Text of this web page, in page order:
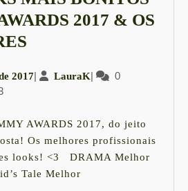
2017 & OS
LOOKS
BONITOS
DO
EMMY
201718
de
2017
| LauraKLauraK
|
0
AWARDS 2017, do jeito
Os melhores profissionais
looks! <3 DRAMA Melhor
Tale Melhor